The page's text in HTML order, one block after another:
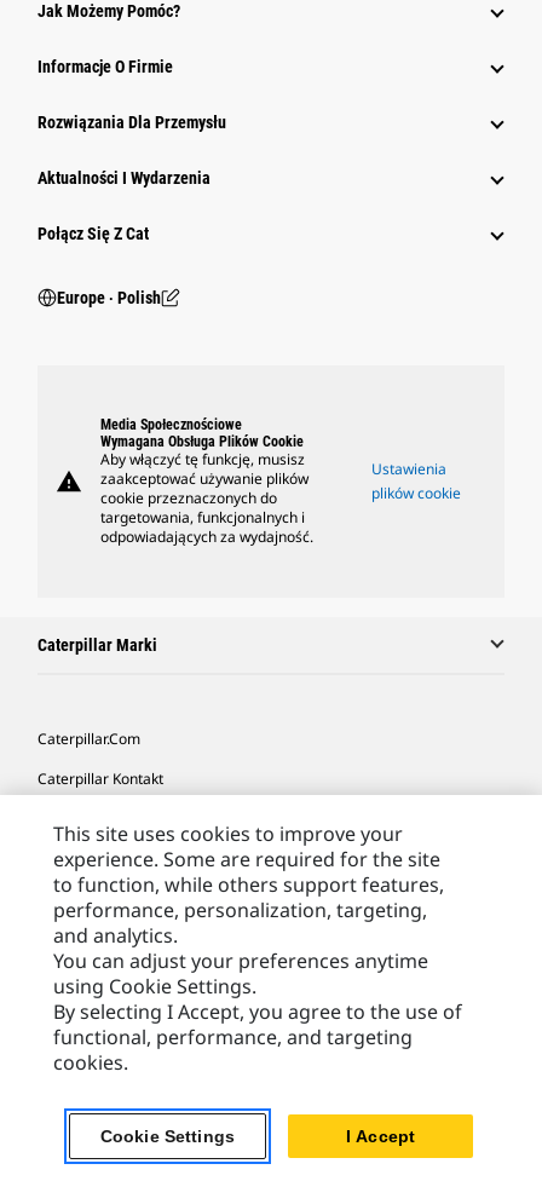
Jak Możemy Pomóc?
Informacje O Firmie
Rozwiązania Dla Przemysłu
Aktualności I Wydarzenia
Połącz Się Z Cat
Europe ‧ Polish
warning
Media Społecznościowe
Wymagana Obsługa Plików Cookie
Aby włączyć tę funkcję, musisz
zaakceptować używanie plików
cookie przeznaczonych do
targetowania, funkcjonalnych i
odpowiadających za wydajność.
Ustawienia
plików cookie
Caterpillar Marki
Caterpillar.com
Caterpillar Kontakt
Moje Preferencje Marketingowe
Site Map
Cookie Settings
Legal
Privacy
Europe - Polish© 2026 Caterpillar. Wszelkie prawa zastrzeżone.
This site uses cookies to improve your
experience. Some are required for the site
to function, while others support features,
performance, personalization, targeting,
and analytics.
You can adjust your preferences anytime
using Cookie Settings.
By selecting I Accept, you agree to the use of
functional, performance, and targeting
cookies.
Cookie Settings I Accept